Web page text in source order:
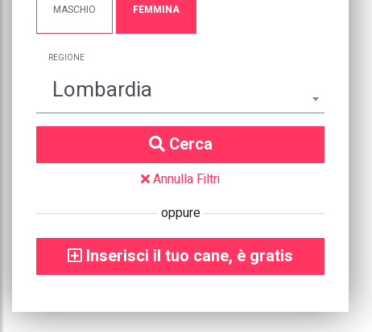
MASCHIO FEMMINA
REGIONE
Lombardia
Cerca
Annulla Filtri
oppure
Inserisci il tuo cane, è gratis